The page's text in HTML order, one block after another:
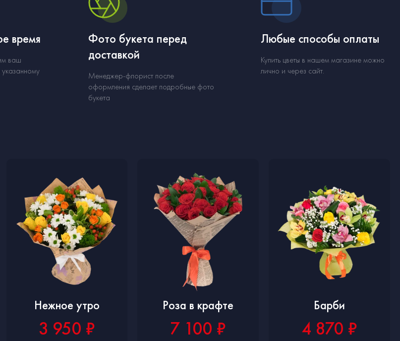
время
ваш
Фото букета перед
доставкой
Менеджер-флорист после
оформления сделает подробные фото
букета
Любые способы оплаты
Купить цветы в нашем магазине можно
лично и через сайт.
Нежное утро
3 950 ₽
Роза в крафте
7 100 ₽
Барби
4 870 ₽